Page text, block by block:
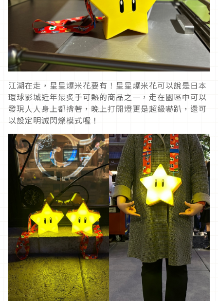
江湖在走，星星爆米花要有！星星爆米花可以說是日本
環球影城近年最炙手可熱的商品之一，走在園區中可以
發現人人身上都揹著，晚上打開燈更是超級嚇趴，還可
以設定明滅閃爍模式喔！